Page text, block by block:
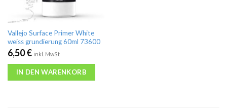
Vallejo Surface Primer White
weiss grundierung 60ml 73600
6,50€ inkl. MwSt
IN DEN WARENKORB